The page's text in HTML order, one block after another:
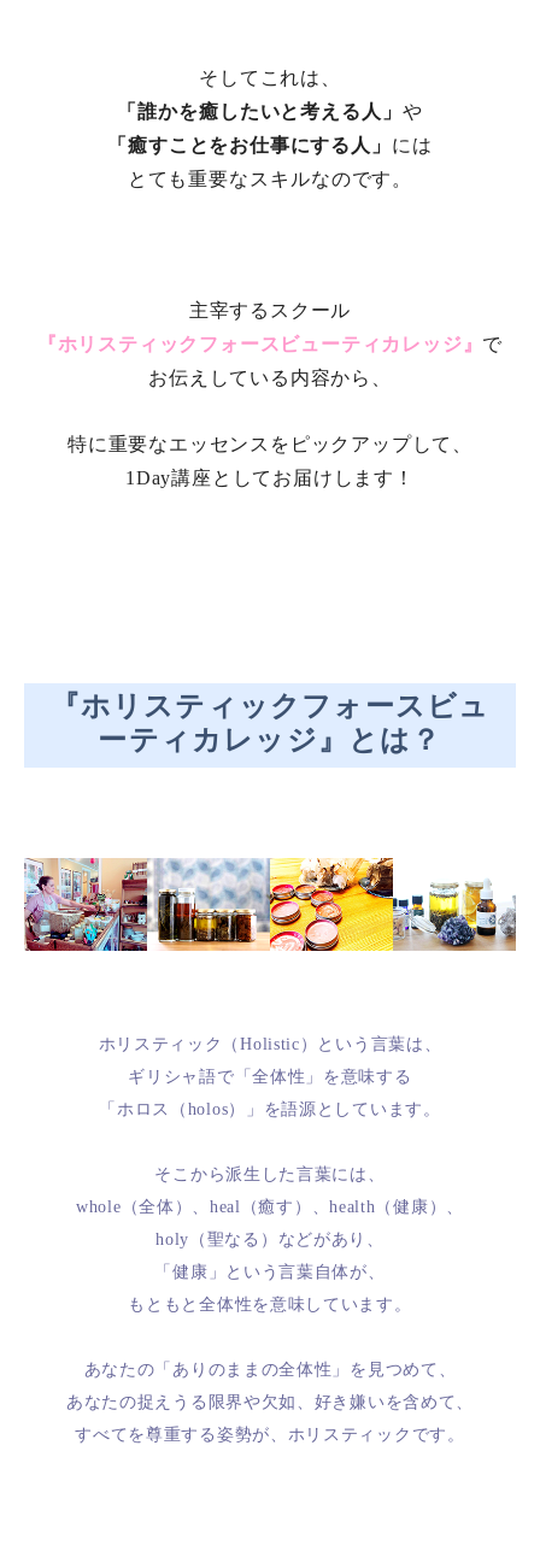
そしてこれは、
「誰かを癒したいと考える人 」 や
「癒すことをお仕事にする人」 には
とても重要なスキルなのです。
主宰するスクール
『ホリスティックフォースビューティカレッジ』 で
お伝えしている内容から、
特に重要なエッセンスをピックアップして、
1Day講座としてお届けします！
『ホリスティックフォースビュ
ーティカレッジ』とは？
ホリスティック（Holistic）という言葉は、
ギリシャ語で「全体性」を意味する
「ホロス（holos）」を語源としています。
そこから派生した言葉には、
whole（全体）、heal（癒す）、health（健康）、
holy（聖なる）などがあり、
「健康」という言葉自体が、
もともと全体性を意味しています。
あなたの「ありのままの全体性」を見つめて、
あなたの捉えうる限界や欠如、好き嫌いを含めて、
すべてを尊重する姿勢が、ホリスティックです。